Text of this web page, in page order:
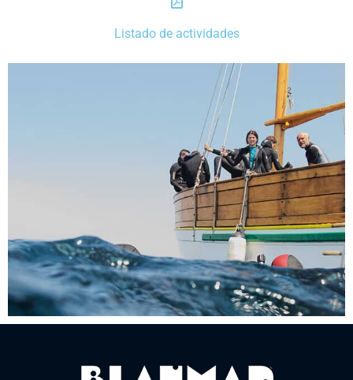
Listado de actividades